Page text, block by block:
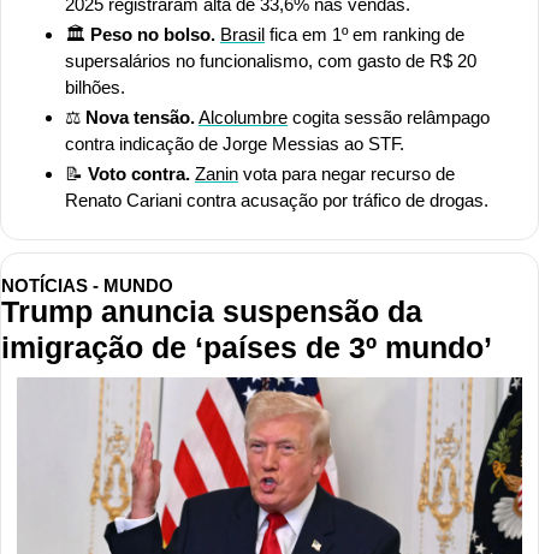
2025 registraram alta de 33,6% nas vendas.
🏛️ Peso no bolso. Brasil fica em 1º em ranking de
supersalários no funcionalismo, com gasto de R$ 20
bilhões.
⚖️ Nova tensão.Alcolumbre cogita sessão relâmpago
contra indicação de Jorge Messias ao STF.
📝 Voto contra. Zanin vota para negar recurso de
Renato Cariani contra acusação por tráfico de drogas.
NOTÍCIAS - MUNDO
Trump anuncia suspensão da
imigração de ‘países de 3º mundo’